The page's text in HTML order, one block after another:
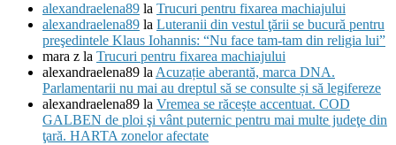
alexandraelena89 la Trucuri pentru fixarea machiajului
alexandraelena89 la Luteranii din vestul ţării se bucură pentru
preşedintele Klaus Iohannis: “Nu face tam-tam din religia lui”
mara z la Trucuri pentru fixarea machiajului
alexandraelena89 la Acuzație aberantă, marca DNA.
Parlamentarii nu mai au dreptul să se consulte și să legifereze
alexandraelena89 la Vremea se răceşte accentuat. COD
GALBEN de ploi şi vânt puternic pentru mai multe judeţe din
ţară. HARTA zonelor afectate